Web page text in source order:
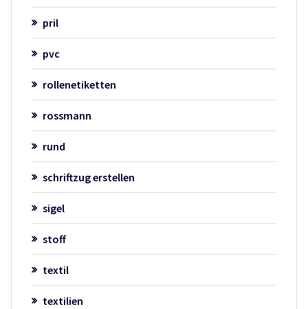
pril
pvc
rollenetiketten
rossmann
rund
schriftzug erstellen
sigel
stoff
textil
textilien